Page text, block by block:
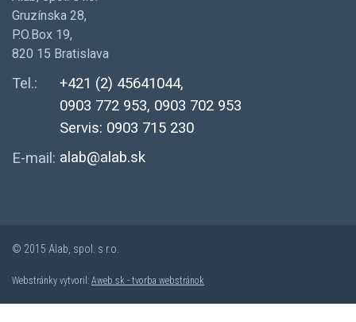
Gruzínska 28,
P.O.Box 19,
820 15 Bratislava
Tel.:
+421 (2) 45641044,
0903 772 953, 0903 702 953
Servis: 0903 715 230
E-mail: alab@alab.sk
© 2015 Alab, spol. s r.o.
Webstránky vytvoril: Aweb.sk - tvorba webstránok